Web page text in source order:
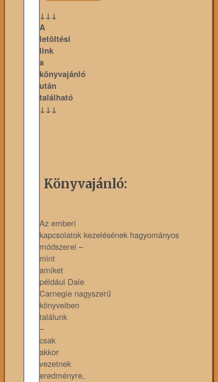
↓↓↓
A
letöltési
link
a
könyvajánló
után
található
↓↓↓
Könyvajánló:
Az emberi
kapcsolatok kezelésének hagyományos
módszerei –
mint
amiket
például Dale
Carnegie nagyszerű
könyveiben
találunk
–
csak
akkor
vezetnek
eredményre,